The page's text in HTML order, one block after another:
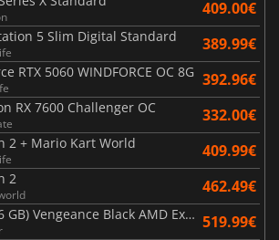
409.00€
5 Slim Digital Standard 389.99€
RTX 5060 WINDFORCE OC 8G 392.96€
RX 7600 Challenger OC 332.00€
2 + Mario Kart World 409.99€
2 462.49€
(2 x 16 GB) Vengeance Black AMD Expo 6000 MHz - CAS 30 519.99€